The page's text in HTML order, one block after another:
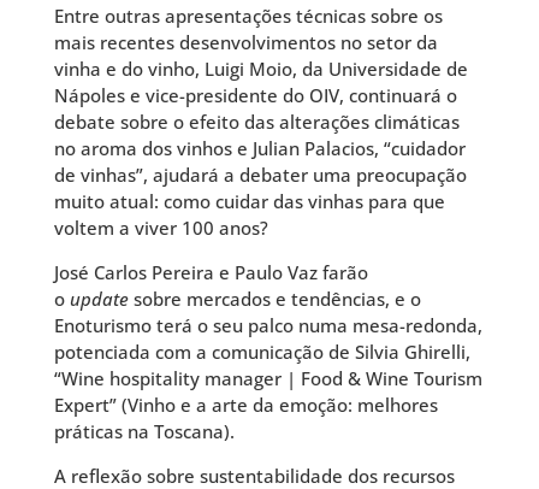
Entre outras apresentações técnicas sobre os
mais recentes desenvolvimentos no setor da
vinha e do vinho, Luigi Moio, da Universidade de
Nápoles e vice-presidente do OIV, continuará o
debate sobre o efeito das alterações climáticas
no aroma dos vinhos e Julian Palacios, “cuidador
de vinhas”, ajudará a debater uma preocupação
muito atual: como cuidar das vinhas para que
voltem a viver 100 anos?
José Carlos Pereira e Paulo Vaz farão
o updatesobre mercados e tendências, e o
Enoturismo terá o seu palco numa mesa-redonda,
potenciada com a comunicação de Silvia Ghirelli,
“Wine hospitality manager | Food & Wine Tourism
Expert” (Vinho e a arte da emoção: melhores
práticas na Toscana).
A reflexão sobre sustentabilidade dos recursos